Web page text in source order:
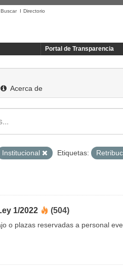
BuscarI Directorio
Portal de Transparencia
Acerca de
Institucional Etiquetas:
1/2022 (504)
o plazas reservadas a personal